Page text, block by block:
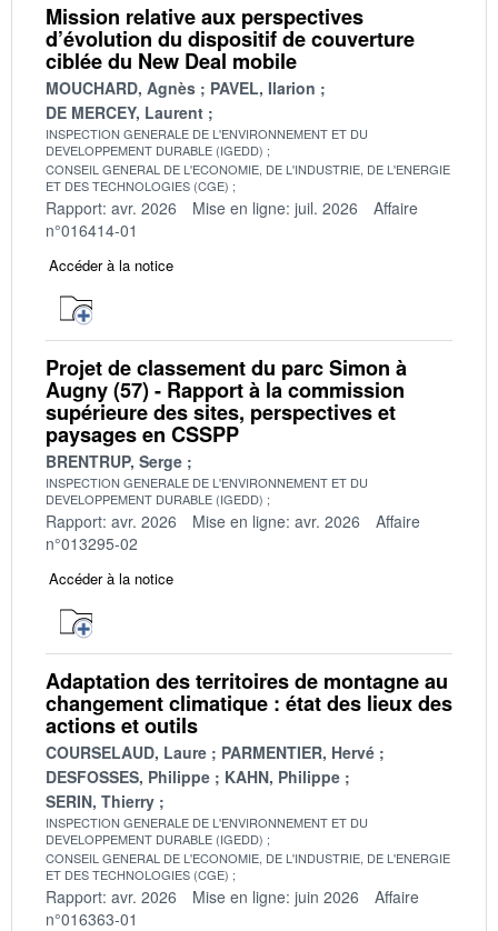
Mission relative aux perspectives
d’évolution du dispositif de couverture
ciblée du New Deal mobile
MOUCHARD, Agnès
PAVEL, Ilarion
DE MERCEY, Laurent
INSPECTION GENERALE DE L'ENVIRONNEMENT ET DU
DEVELOPPEMENT DURABLE (IGEDD)
CONSEIL GENERAL DE L'ECONOMIE, DE L'INDUSTRIE, DE L'ENERGIE
ET DES TECHNOLOGIES (CGE)
Rapport: avr. 2026 Mise en ligne: juil. 2026
Affaire
n°016414-01
Accéder à la notice
Projet de classement du parc Simon à
Augny (57) - Rapport à la commission
supérieure des sites, perspectives et
paysages en CSSPP
BRENTRUP, Serge
INSPECTION GENERALE DE L'ENVIRONNEMENT ET DU
DEVELOPPEMENT DURABLE (IGEDD)
Rapport: avr. 2026 Mise en ligne: avr. 2026
Affaire
n°013295-02
Accéder à la notice
Adaptation des territoires de montagne au
changement climatique : état des lieux des
actions et outils
COURSELAUD, Laure
PARMENTIER, Hervé
DESFOSSES, Philippe
KAHN, Philippe
SERIN, Thierry
INSPECTION GENERALE DE L'ENVIRONNEMENT ET DU
DEVELOPPEMENT DURABLE (IGEDD)
CONSEIL GENERAL DE L'ECONOMIE, DE L'INDUSTRIE, DE L'ENERGIE
ET DES TECHNOLOGIES (CGE)
Rapport: avr. 2026 Mise en ligne: juin 2026
Affaire
n°016363-01